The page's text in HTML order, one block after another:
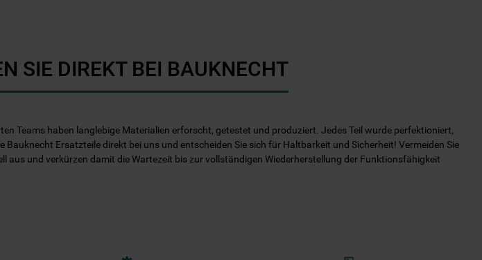
SIE DIREKT BEI BAUKNECHT
Teams haben langlebige Materialien erforscht, getestet und produziert. Jedes Teil wurde perfektioniert,
Ersatzteile direkt bei uns und entscheiden Sie sich für Haltbarkeit und Sicherheit! Vermeiden Sie
aus und verkürzen damit die Wartezeit bis zur vollständigen Wiederherstellung der Funktionsfähigkeit
seiten/nutzung-